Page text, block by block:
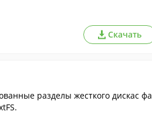
Скачать
разделы жесткого дискас фа